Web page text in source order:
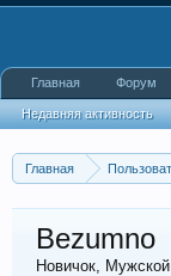
Главная
Bezumno
Новичок, Мужской
Главная Форум
Недавняя активность